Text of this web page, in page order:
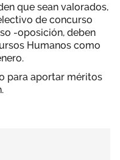
que sean valorados,
de concurso
-oposición, deben
Humanos como
para aportar méritos